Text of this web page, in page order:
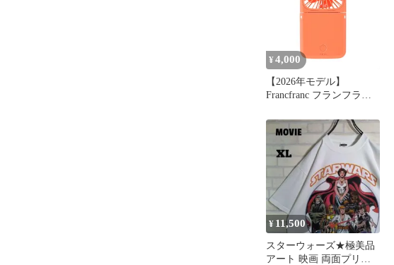
付き USB充電 Type-C対
¥ 4,000
【2026年モデル】
Francfranc フランフラン
ァン シャイニー オレン
ジ 携帯扇風機 風量5段階
調整 二つ折り可能 モバ
イルバッテリー 機能付き
USB充電 Type-C対応 1
¥ 11,500
スターウォーズ★極美品
アート 映画 両面プリン